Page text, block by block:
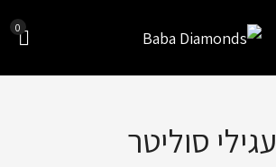
0
עגילי סוליטר